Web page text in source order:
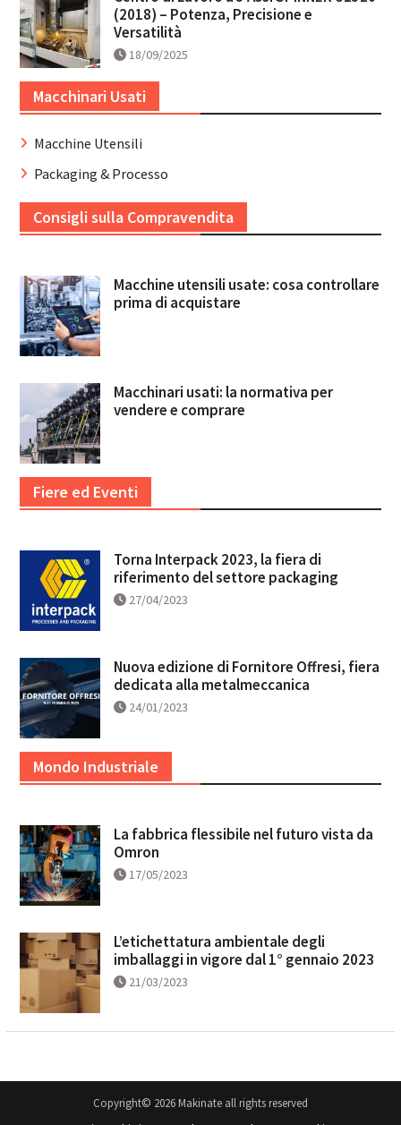
(2018) – Potenza, Precisione e
Versatilità
18/09/2025
Macchinari Usati
Macchine Utensili
Packaging & Processo
Consigli sulla Compravendita
Macchine utensili usate: cosa controllare
prima di acquistare
Macchinari usati: la normativa per
vendere e comprare
Fiere ed Eventi
Torna Interpack 2023, la fiera di
riferimento del settore packaging
27/04/2023
Nuova edizione di Fornitore Offresi, fiera
dedicata alla metalmeccanica
24/01/2023
Mondo Industriale
La fabbrica flessibile nel futuro vista da
Omron
17/05/2023
L’etichettatura ambientale degli
imballaggi in vigore dal 1° gennaio 2023
21/03/2023
Copyright© 2026 Makinate all rights reserved